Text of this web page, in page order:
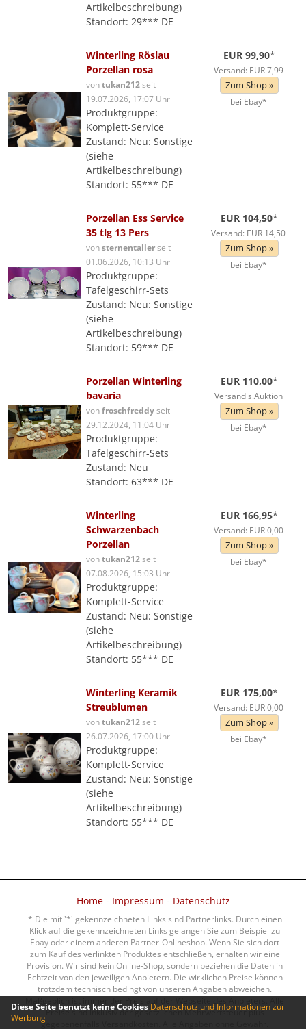
Artikelbeschreibung)
Standort: 29*** DE
Winterling Röslau
Porzellan rosa
vontukan212seit
19.07.2026, 17:07 Uhr
Produktgruppe:
Komplett-Service
Zustand: Neu: Sonstige
(siehe
Artikelbeschreibung)
Standort: 55*** DE
EUR 99,90*
Versand: EUR 7,99
Zum Shop »
bei Ebay*
Porzellan Ess Service
35 tlg 13 Pers
vonsternentallerseit
01.06.2026, 10:13 Uhr
Produktgruppe:
Tafelgeschirr-Sets
Zustand: Neu: Sonstige
(siehe
Artikelbeschreibung)
Standort: 59*** DE
EUR 104,50*
Versand: EUR 14,50
Zum Shop »
bei Ebay*
Porzellan Winterling
bavaria
vonfroschfreddyseit
29.12.2024, 11:04 Uhr
Produktgruppe:
Tafelgeschirr-Sets
Zustand: Neu
Standort: 63*** DE
EUR 110,00*
Versand s.Auktion
Zum Shop »
bei Ebay*
Winterling
Schwarzenbach
Porzellan
vontukan212seit
07.08.2026, 15:03 Uhr
Produktgruppe:
Komplett-Service
Zustand: Neu: Sonstige
(siehe
Artikelbeschreibung)
Standort: 55*** DE
EUR 166,95*
Versand: EUR 0,00
Zum Shop »
bei Ebay*
Winterling Keramik
Streublumen
vontukan212seit
26.07.2026, 17:00 Uhr
Produktgruppe:
Komplett-Service
Zustand: Neu: Sonstige
(siehe
Artikelbeschreibung)
Standort: 55*** DE
EUR 175,00*
Versand: EUR 0,00
Zum Shop »
bei Ebay*
Home- Impressum - Datenschutz
* Die mit '*' gekennzeichneten Links sind Partnerlinks. Durch einen
Klick auf die gekennzeichneten Links gelangen Sie zum Beispiel zu
Ebay oder einem anderen Partner-Onlineshop. Wenn Sie sich dort
zum Kauf des verlinkten Produktes entschließen, erhalten wir eine
Provision. Wir sind kein Online-Shop, sondern beziehen die Daten in
Echtzeit von den jeweiligen Anbietern. Die wirklichen Preise können
trotzdem technisch bedingt von unseren Angaben abweichen.
Preise sind inklusiv der gesetzlichen Mehrwertsteuer plus
gegebenenfalls Versandkosten. Alle Angaben ohne Gewähr.
Diese Seite benutzt keine Cookies Datenschutz und Informationen zur
Werbung